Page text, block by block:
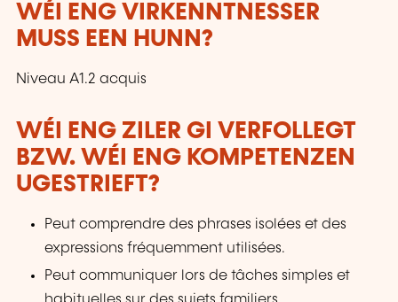
WÉI ENG VIRKENNTNESSER
MUSS EEN HUNN?
Niveau A1.2 acquis
WÉI ENG ZILER GI VERFOLLEGT
BZW. WÉI ENG KOMPETENZEN
UGESTRIEFT?
Peut comprendre des phrases isolées et des
expressions fréquemment utilisées.
Peut communiquer lors de tâches simples et